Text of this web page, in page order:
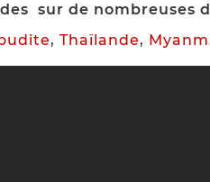
sur de nombreuses
, Thaïlande,